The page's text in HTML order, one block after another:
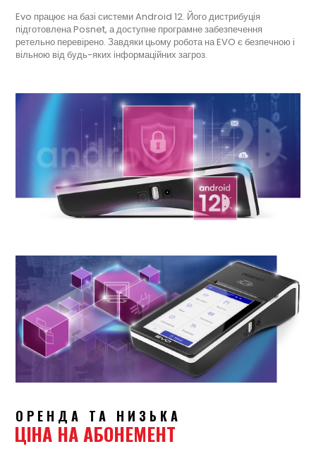
Evo працює на базі системи Android 12. Його дистрибуція
підготовлена Posnet, а доступне програмне забезпечення
ретельно перевірено. Завдяки цьому робота на EVO є безпечною і
вільною від будь-яких інформаційних загроз.
ОРЕНДА ТА НИЗЬКА
ЦІНА НА АБОНЕМЕНТ